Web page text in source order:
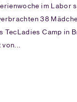
im Labor
38
TecLadies Camp in
von...